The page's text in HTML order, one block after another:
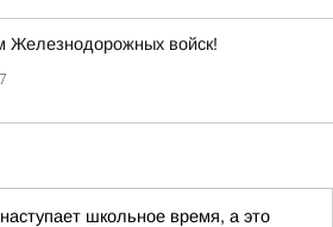
Железнодорожных войск!
школьное время, а это